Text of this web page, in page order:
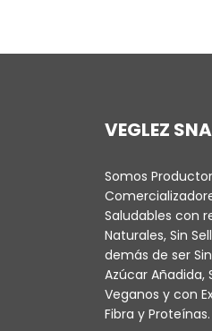
VEGLEZ
Somos
Saludables con
Naturales, Sin
demás de ser
Azúcar Añadida,
Veganos y con
Fibra y Proteínas.